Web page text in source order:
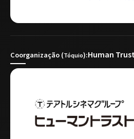
Coorganização (Tóquio):Human